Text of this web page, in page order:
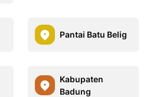
Pantai Batu Belig
Kabupaten
Badung